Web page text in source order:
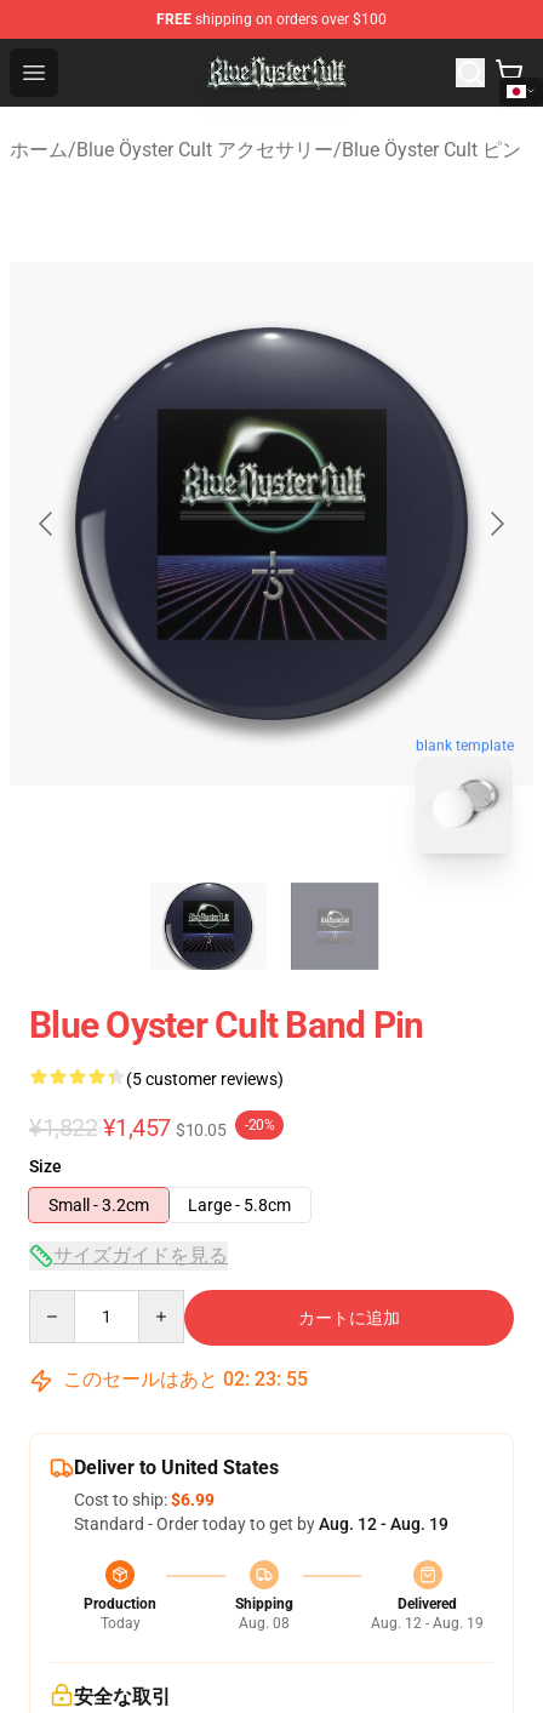
FREE shipping on orders over $100
Open menu
Blue Öyster Cult Store - Official Blue Öyster Cult
ホーム/Blue Öyster Cult アクセサリー/Blue Öyster Cult ピン
blank template
Blue Oyster Cult Band Pin
(5 customer reviews)
¥1,822 ¥1,457 $10.05 -20%
Size
Small - 3.2cm
Large - 5.8cm
サイズガイドを見る
カートに追加
このセールはあと 02: 23: 54
Deliver to United States
Cost to ship:$6.99
Standard - Order today to get byAug. 12 - Aug. 19
Production
Today
Shipping
Aug. 08
Delivered
Aug. 12 - Aug. 19
安全な取引